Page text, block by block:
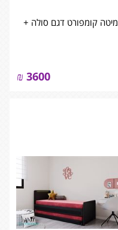
מיטה קומפורט דגם סולה +
3600
₪